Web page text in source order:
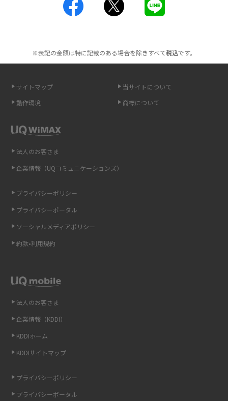
工事不要！置くだけWi-Fiの特徴は？メリット・デメリットや選び方を解説
介
ポケット型Wi-Fi（モバイルWi-Fi）とは？おススメする方の特徴や選び方を
点も解説
ギガバイト（GB）とは？1GBの目安やギガが足りない時の対処法を紹介
Wi-Fi 6とは？Wi-Fi 5との違いやメリットと注意点、規格の種類も解説
光ファイバーとは？仕組みやメリット・デメリットを初心者向けにわかり
やすく解説
ストリーミング再生とは？ダウンロードとの違いやメリット・デメリット
※表記の金額は特に記載のある場合を除きすべて税込です。
サイトマップ
当サイトについて
動作環境
商標について
法人のお客さま
企業情報（KDDI）
KDDIホーム
KDDIサイトマップ
プライバシーポリシー
プライバシーポータル
法人のお客さま
企業情報（UQコミュニケーションズ）
プライバシーポリシー
プライバシーポータル
ソーシャルメディアポリシー
約款•利用規約